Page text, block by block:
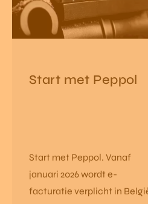
Start met Peppol
Start met Peppol. Vanaf
januari 2026 wordt e-
facturatie verplicht in